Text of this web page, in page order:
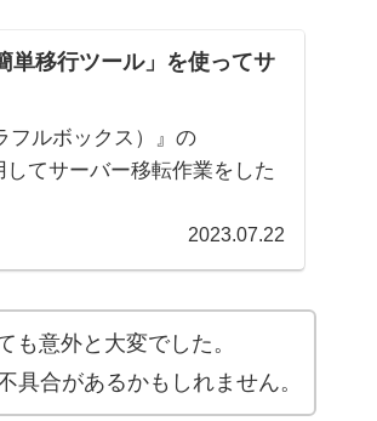
単移行ツール」を使ってサ
フルボックス）』の
してサーバー移転作業をした
2023.07.22
意外と大変でした。
合があるかもしれません。